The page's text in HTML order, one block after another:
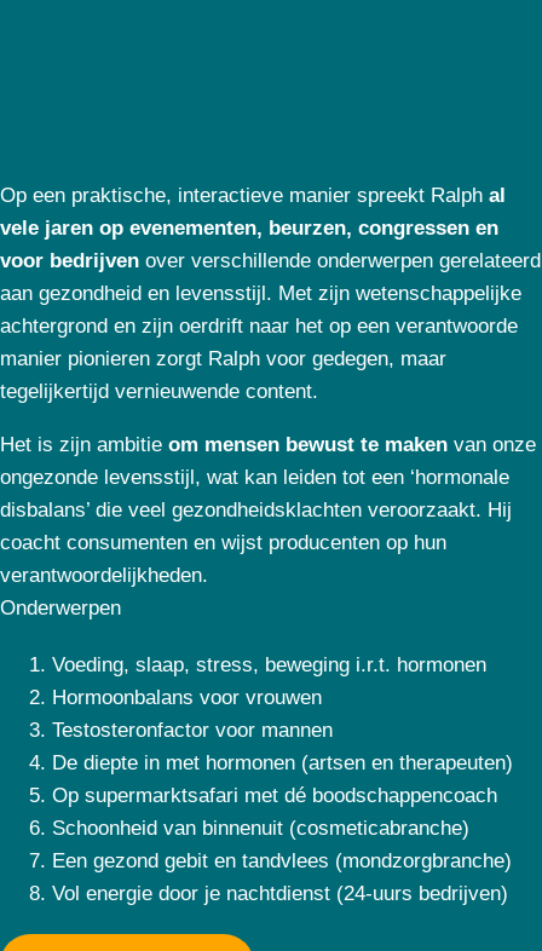
Op een praktische, interactieve manier spreekt Ralph al
vele jaren op evenementen, beurzen, congressen en
voor bedrijven over verschillende onderwerpen gerelateerd
aan gezondheid en levensstijl. Met zijn wetenschappelijke
achtergrond en zijn oerdrift naar het op een verantwoorde
manier pionieren zorgt Ralph voor gedegen, maar
tegelijkertijd vernieuwende content.
Het is zijn ambitie om mensen bewust te maken van onze
ongezonde levensstijl, wat kan leiden tot een ‘hormonale
disbalans’ die veel gezondheidsklachten veroorzaakt. Hij
coacht consumenten en wijst producenten op hun
verantwoordelijkheden.
Onderwerpen
1. Voeding, slaap, stress, beweging i.r.t. hormonen
2. Hormoonbalans voor vrouwen
3. Testosteronfactor voor mannen
4. De diepte in met hormonen (artsen en therapeuten)
5. Op supermarktsafari met dé boodschappencoach
6. Schoonheid van binnenuit (cosmeticabranche)
7. Een gezond gebit en tandvlees (mondzorgbranche)
8. Vol energie door je nachtdienst (24-uurs bedrijven)